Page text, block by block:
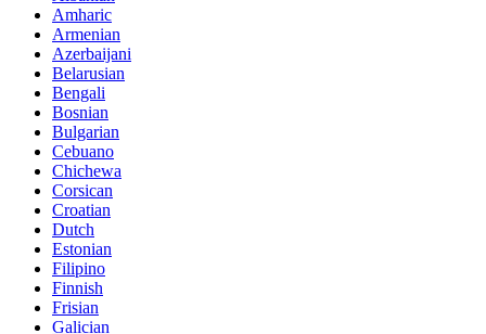
Amharic
Armenian
Azerbaijani
Belarusian
Bengali
Bosnian
Bulgarian
Cebuano
Chichewa
Corsican
Croatian
Dutch
Estonian
Filipino
Finnish
Frisian
Galician